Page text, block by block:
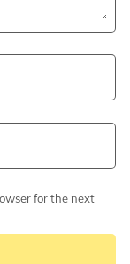
for the next